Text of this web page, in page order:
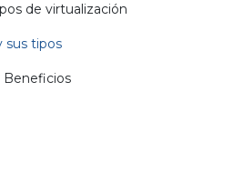
de virtualización
sus tipos
Beneficios